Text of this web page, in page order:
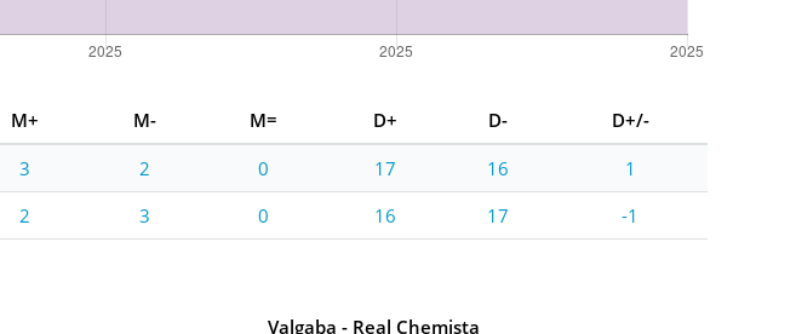
M+ M- M= D+ D-
D+/-
3 2 0 17 16
1
2 3 0 16 17 -1
Valgaba - Real Chemista